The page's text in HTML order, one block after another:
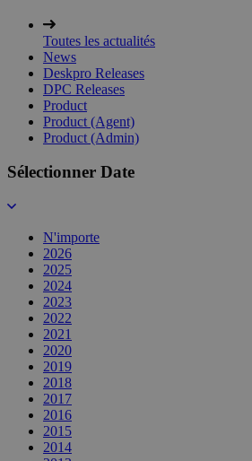
Toutes les actualités
News
Deskpro Releases
DPC Releases
Product
Product (Agent)
Product (Admin)
Sélectionner Date
N'importe
2026
2025
2024
2023
2022
2021
2020
2019
2018
2017
2016
2015
2014